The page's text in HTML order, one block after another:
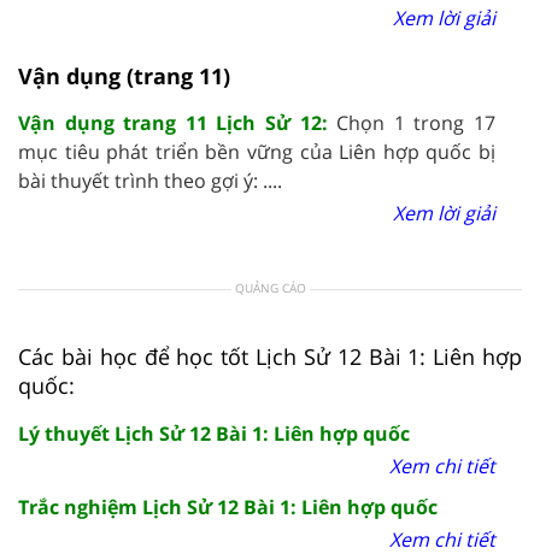
Xem lời giải
Vận dụng (trang 11)
Vận dụng trang 11 Lịch Sử 12: Chọn 1 trong 17
mục tiêu phát triển bền vững của Liên hợp quốc bị
bài thuyết trình theo gợi ý: ....
Xem lời giải
QUẢNG CÁO
Các bài học để học tốt Lịch Sử 12 Bài 1: Liên hợp
quốc:
Lý thuyết Lịch Sử 12 Bài 1: Liên hợp quốc
Xem chi tiết
Trắc nghiệm Lịch Sử 12 Bài 1: Liên hợp quốc
Xem chi tiết